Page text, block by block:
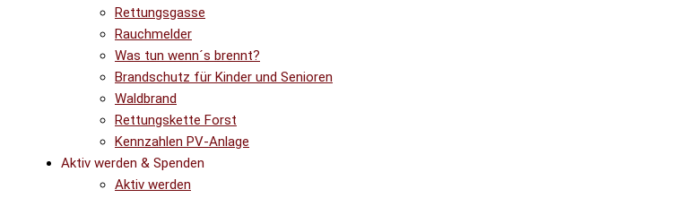
Rettungsgasse
Rauchmelder
Was tun wenn´s brennt?
Brandschutz für Kinder und Senioren
Waldbrand
Rettungskette Forst
Kennzahlen PV-Anlage
Aktiv werden & Spenden
Aktiv werden